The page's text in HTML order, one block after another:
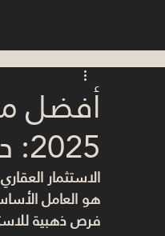
أفضل
2025: دليلك لاختيار الموقع الأنسب
الاستثمار
فرص ذهبية